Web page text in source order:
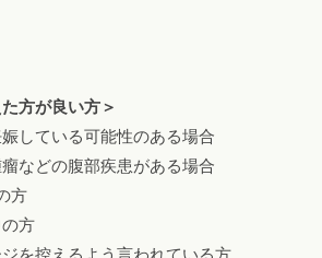
方が良い方＞
している可能性のある場合
などの腹部疾患がある場合
方
方
を控えるよう言われている方